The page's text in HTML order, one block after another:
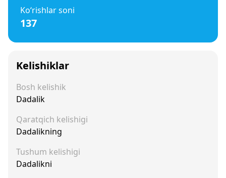
Ko‘rishlar soni
137
Kelishiklar
Bosh kelishik
Dadalik
Qaratqich kelishigi
Dadalikning
Tushum kelishigi
Dadalikni